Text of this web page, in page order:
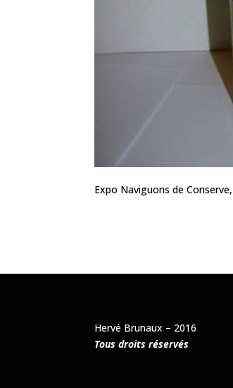
Expo Naviguons de
Hervé Brunaux – 2016
Tous droits réservés